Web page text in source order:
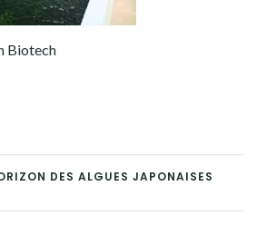
Biotech
DES ALGUES JAPONAISES